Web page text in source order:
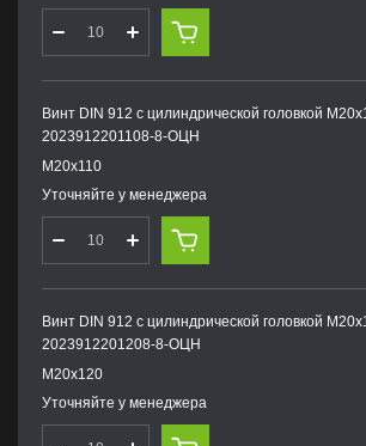
Винт DIN 912 с цилиндрической головкой
2023912201108-8-ОЦН
М20х110
Уточняйте у менеджера
Винт DIN 912 с цилиндрической головкой
2023912201208-8-ОЦН
М20х120
Уточняйте у менеджера